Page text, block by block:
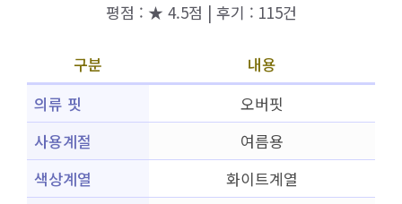
평점 : ★ 4.5점 | 후기 : 115건
구분
내용
의류 핏
오버핏
사용계절
여름용
색상계열
화이트계열